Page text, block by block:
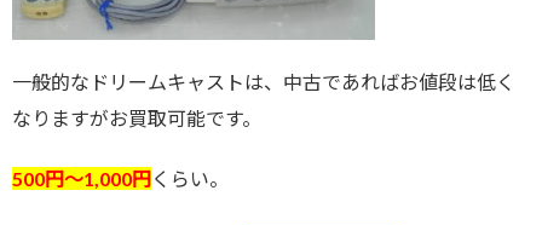
一般的なドリームキャストは、中古であればお値段は低く
なりますがお買取可能です。
500円〜1,000円くらい。